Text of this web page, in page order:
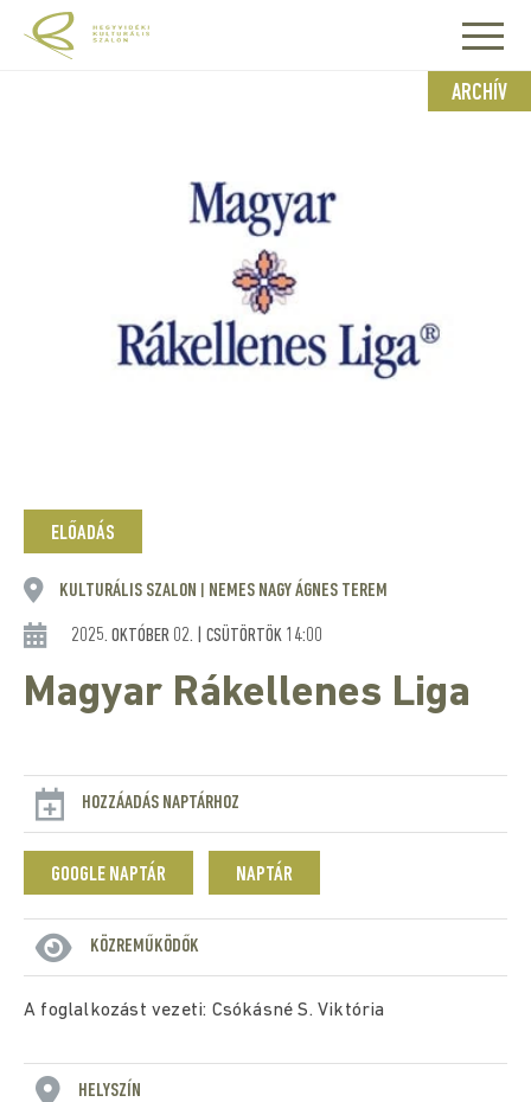
ARCHÍV
ELŐADÁS
KULTURÁLIS SZALON NEMES NAGY ÁGNES TEREM
2025. OKTÓBER 02. | CSÜTÖRTÖK 14:00
Magyar Rákellenes Liga
HOZZÁADÁS NAPTÁRHOZ
GOOGLE NAPTÁR NAPTÁR
KÖZREMŰKÖDŐK
A foglalkozást vezeti: Csókásné S. Viktória
HELYSZÍN